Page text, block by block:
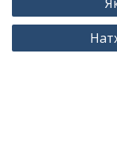
записів